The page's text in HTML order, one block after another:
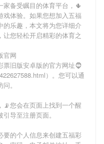
家备受瞩目的体育平台，🌵
体验。如果您想加入五福
的乐趣，本文将为您详细介
让您轻松开启精彩的体育之
官网
票旧版安卓版的官方网址🧔
）。您可以通
。
📡您会在页面上找到一个醒
导至注册页面。
要的个人信息来创建五福彩